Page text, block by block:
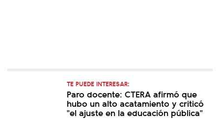
TE PUEDE INTERESAR:
Paro docente: CTERA afirmó que
hubo un alto acatamiento y criticó
"el ajuste en la educación pública"